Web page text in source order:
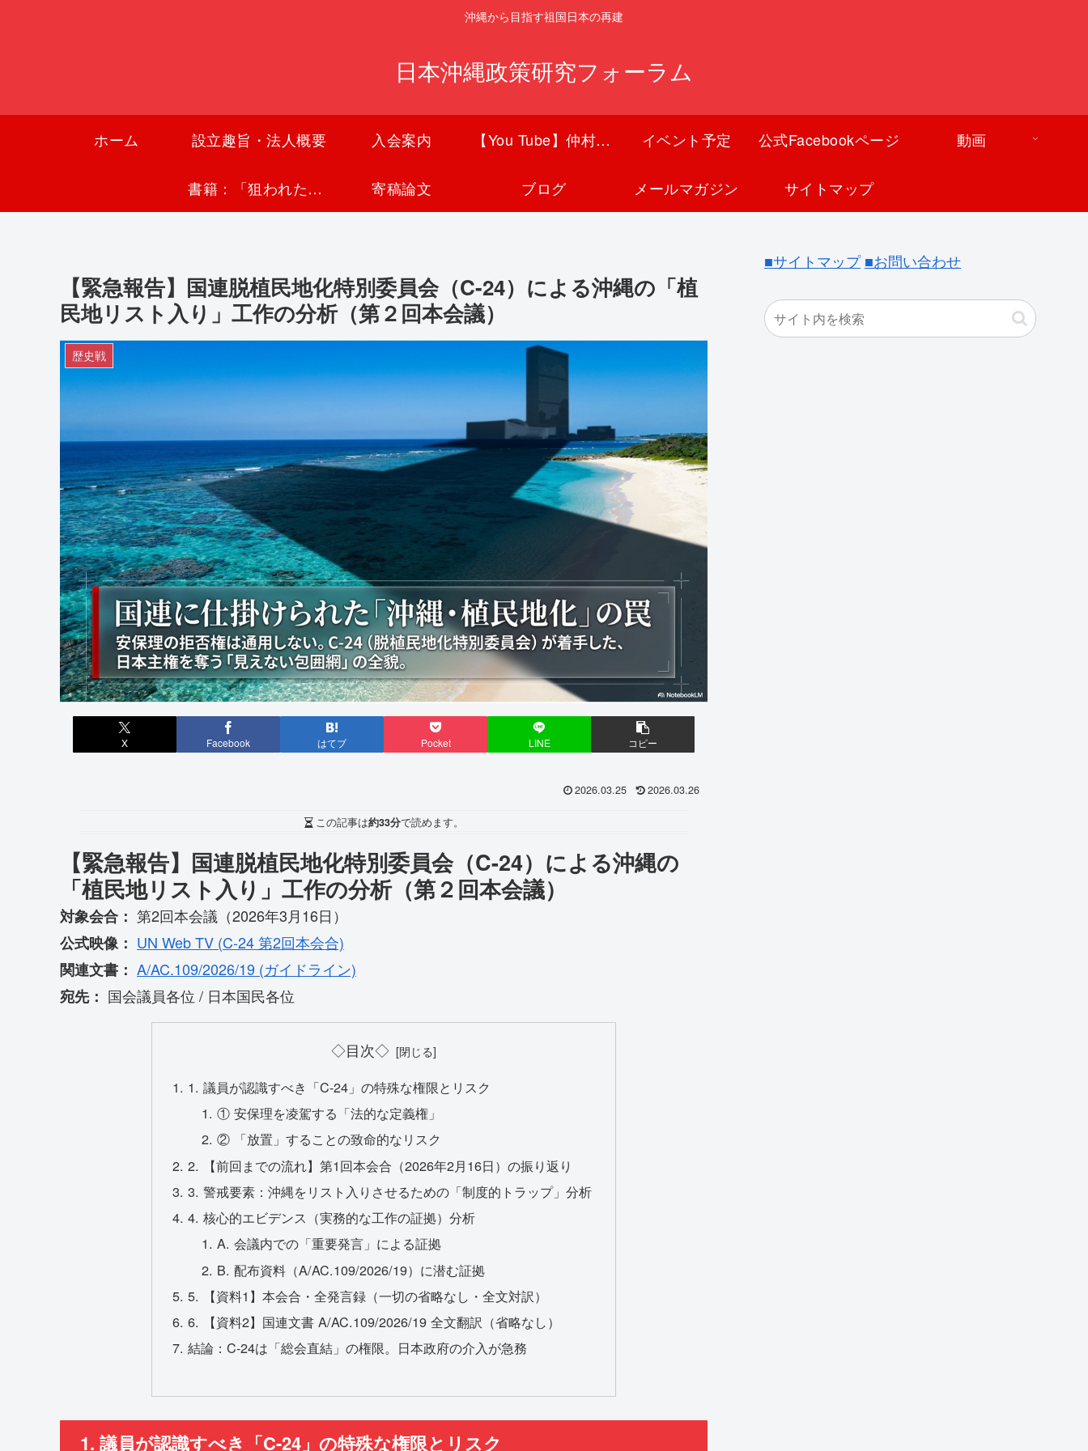
沖縄から目指す祖国日本の再建
日本沖縄政策研究フォーラム
ホーム 設立趣旨・法人概要 入会案内 【You Tube】仲村覚チャンネル イベント予定 公式Facebookページ 動画
書籍：「狙われた沖縄〜真実の沖縄史が日本を救う〜」 寄稿論文 ブログ メールマガジン サイトマップ
【緊急報告】国連脱植民地化特別委員会（C-24）による沖縄の「植
民地リスト入り」工作の分析（第２回本会議）
歴史戦
X Facebook はてブ Pocket LINE コピー
2026.03.25 2026.03.26
この記事は約33分で読めます。
【緊急報告】国連脱植民地化特別委員会（C-24）による沖縄の
「植民地リスト入り」工作の分析（第２回本会議）
対象会合： 第2回本会議（2026年3月16日）
公式映像： UN Web TV (C-24 第2回本会合)
関連文書： A/AC.109/2026/19 (ガイドライン)
宛先： 国会議員各位 / 日本国民各位
◇目次◇
1. 議員が認識すべき「C-24」の特殊な権限とリスク
① 安保理を凌駕する「法的な定義権」
② 「放置」することの致命的なリスク
2. 【前回までの流れ】第1回本会合（2026年2月16日）の振り返り
3. 警戒要素：沖縄をリスト入りさせるための「制度的トラップ」分析
4. 核心的エビデンス（実務的な工作の証拠）分析
A. 会議内での「重要発言」による証拠
B. 配布資料（A/AC.109/2026/19）に潜む証拠
5. 【資料1】本会合・全発言録（一切の省略なし・全文対訳）
6. 【資料2】国連文書 A/AC.109/2026/19 全文翻訳（省略なし）
結論：C-24は「総会直結」の権限。日本政府の介入が急務
1. 議員が認識すべき「C-24」の特殊な権限とリスク
■サイトマップ ■お問い合わせ